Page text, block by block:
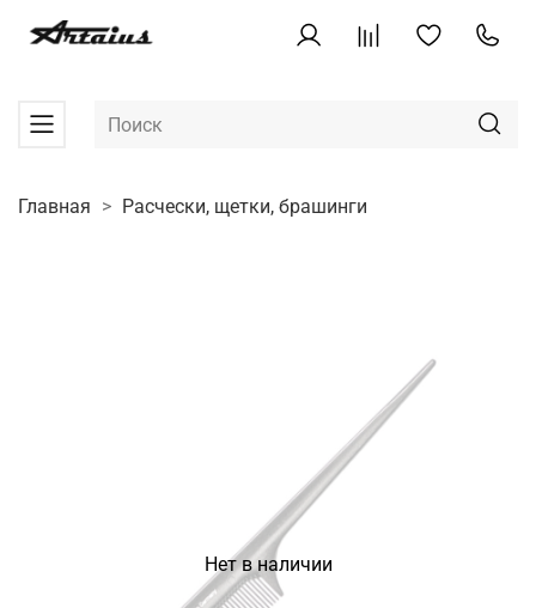
Главная Расчески, щетки, брашинги
Нет в наличии